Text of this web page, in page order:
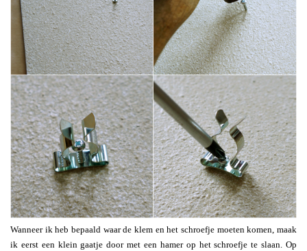
Wanneer ik heb bepaald waar de klem en het schroefje moeten komen, maak
ik eerst een klein gaatje door met een hamer op het schroefje te slaan. Op